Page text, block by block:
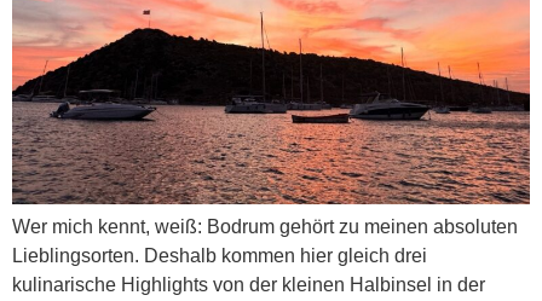
Wer mich kennt, weiß: Bodrum gehört zu meinen absoluten
Lieblingsorten. Deshalb kommen hier gleich drei
kulinarische Highlights von der kleinen Halbinsel in der